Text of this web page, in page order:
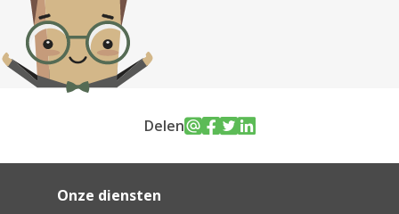
Delen
Onze diensten